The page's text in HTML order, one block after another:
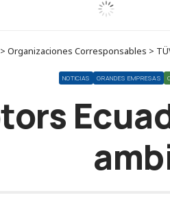
Organizaciones Corresponsables >
NOTICIAS GRANDES EMPRESAS